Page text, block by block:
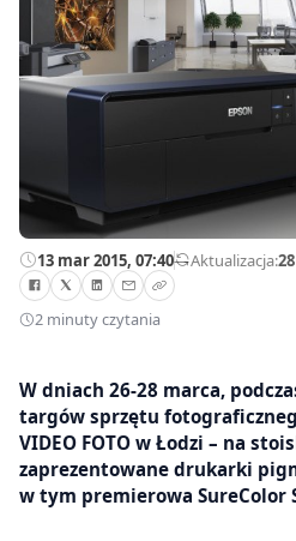
13 mar 2015, 07:40—Aktualizacja:
2 minuty czytania
W dniach 26-28 marca,
targów sprzętu
VIDEO FOTO w Łodzi – na
zaprezentowane drukarki
w tym premierowa SureColor